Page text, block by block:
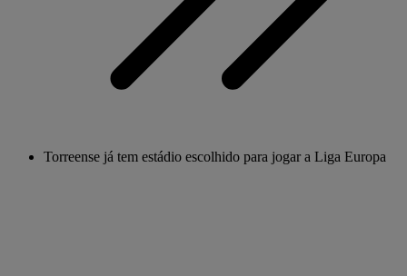
Torreense já tem estádio escolhido para jogar a Liga Europa